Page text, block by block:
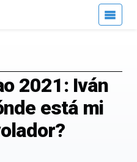
2021: Iván
está mi